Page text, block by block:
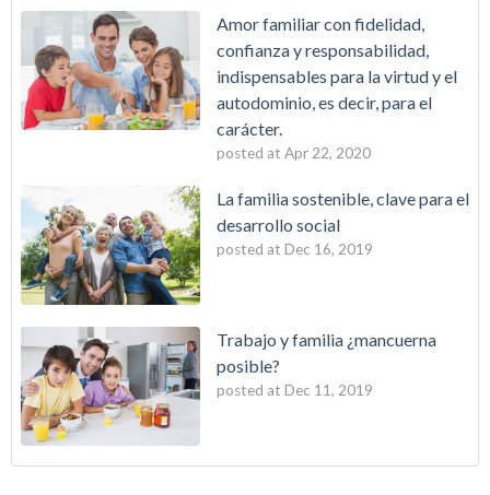
Amor familiar con fidelidad,
confianza y responsabilidad,
indispensables para la virtud y el
autodominio, es decir, para el
carácter.
posted at Apr 22, 2020
La familia sostenible, clave para el
desarrollo social
posted at Dec 16, 2019
Trabajo y familia ¿mancuerna
posible?
posted at Dec 11, 2019